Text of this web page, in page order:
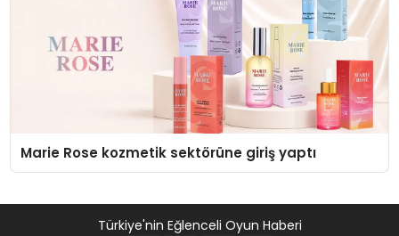
Marie Rose kozmetik sektörüne giriş yaptı
Türkiye'nin Eğlenceli Oyun Haberi